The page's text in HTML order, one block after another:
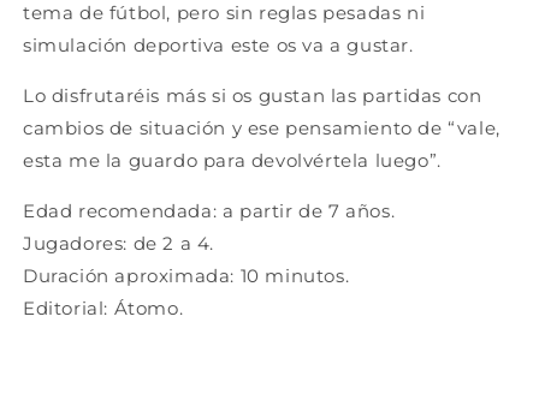
tema de fútbol, pero sin reglas pesadas ni
simulación deportiva este os va a gustar.
Lo disfrutaréis más si os gustan las partidas con
cambios de situación y ese pensamiento de “vale,
esta me la guardo para devolvértela luego”.
Edad recomendada: a partir de 7 años.
Jugadores: de 2 a 4.
Duración aproximada: 10 minutos.
Editorial: Átomo.